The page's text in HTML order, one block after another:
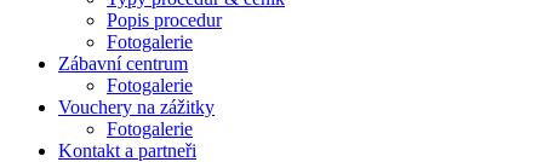
Popis procedur
Fotogalerie
Zábavní centrum
Fotogalerie
Vouchery na zážitky
Fotogalerie
Kontakt a partneři